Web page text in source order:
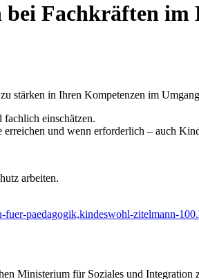
bei Fachkräften
stärken in Ihren Kompetenzen im
einschätzen.
und wenn erforderlich – auch
arbeiten.
paedagogik,kindeswohl-zitelmann-
Ministerium für Soziales und Integration